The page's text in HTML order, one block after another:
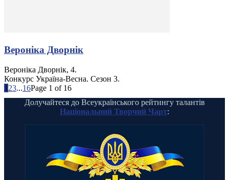
Вероніка Дворнік
Вероніка Дворнік, 4.
Конкурс Україна-Весна. Сезон 3.
1 23...16Page 1 of 16
Долучайтеся до Всеукраїнського рейтингу талантів
Національний Творчий Чарт: